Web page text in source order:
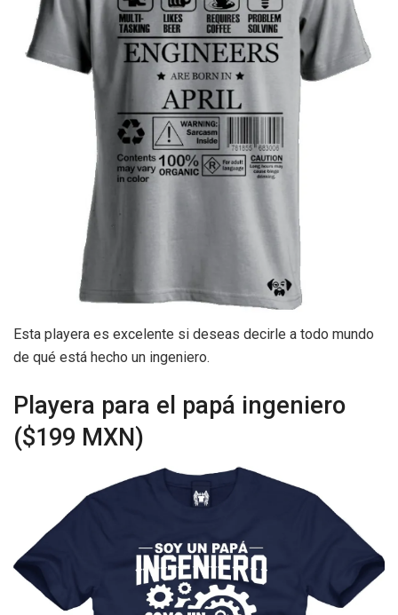
Esta playera es excelente si deseas decirle a todo mundo
de qué está hecho un ingeniero.
Playera para el papá ingeniero
($199 MXN)